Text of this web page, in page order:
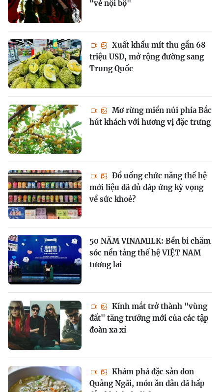
"vé nội bộ"
Xuất khẩu mít thu gần 68
triệu USD, mở rộng đường sang
Trung Quốc
Mơ rừng miền núi phía Bắc
hút khách với hương vị đặc trưng
Đồ uống chức năng thế hệ
mới liệu đã đủ đáp ứng kỳ vọng
về sức khoẻ?
50 NĂM VINAMILK: Bền bỉ chăm
sóc nền tảng thế hệ VIỆT NAM
tương lai
Kính mắt trở thành "vùng
đất" tăng trưởng mới của các tập
đoàn xa xỉ
Khám phá đặc sản don
Quảng Ngãi, món ăn dân dã hấp